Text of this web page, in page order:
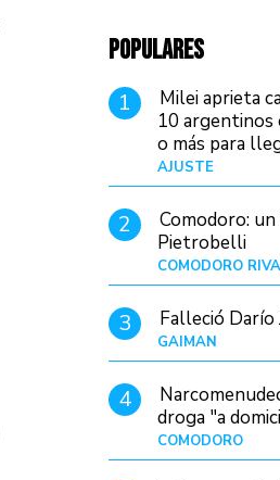
POPULARES
1
Milei aprieta
10 argentinos
o más para
AJUSTE
2
Comodoro:
Pietrobelli
COMODORO
3 Falleció Darío
GAIMAN
4
droga "a
COMODORO